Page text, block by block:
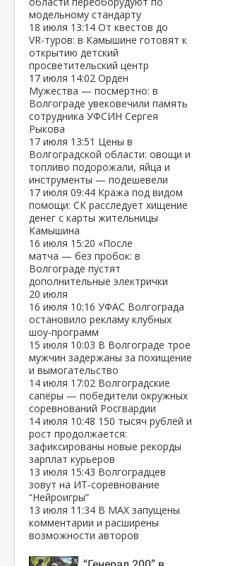
модельному стандарту
18 июля 13:14 От квестов до
VR‑туров: в Камышине готовят к
открытию детский
просветительский центр
17 июля 14:02 Орден
Мужества — посмертно: в
Волгограде увековечили память
сотрудника УФСИН Сергея
Рыкова
17 июля 13:51 Цены в
Волгоградской области: овощи и
топливо подорожали, яйца и
инструменты — подешевели
17 июля 09:44 Кража под видом
помощи: СК расследует хищение
денег с карты жительницы
Камышина
16 июля 15:20 «После
матча — без пробок: в
Волгограде пустят
дополнительные электрички
20 июля
16 июля 10:16 УФАС Волгограда
остановило рекламу клубных
шоу‑программ
15 июля 10:03 В Волгограде трое
мужчин задержаны за похищение
и вымогательство
14 июля 17:02 Волгоградские
сапёры — победители окружных
соревнований Росгвардии
14 июля 10:48 150 тысяч рублей и
рост продолжается:
зафиксированы новые рекорды
зарплат курьеров
13 июля 15:43 Волгоградцев
зовут на ИТ‑соревнование
“Нейроигры”
13 июля 11:34 В МАХ запущены
комментарии и расширены
возможности авторов